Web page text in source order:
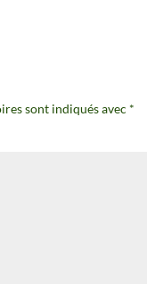
sont indiqués avec *